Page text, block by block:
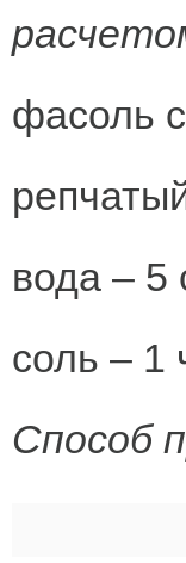
фасоль
вода – 5
соль – 1
Способ